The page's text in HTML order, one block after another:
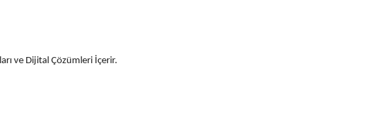
ve Dijital Çözümleri İçerir.